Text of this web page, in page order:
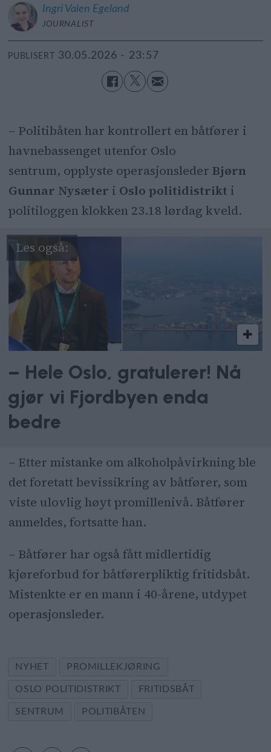
Ingri Valen Egeland
JOURNALIST
PUBLISERT 30.05.2026 - 23:57
– Politibåten har kontrollert en båtfører i
havnebassenget utenfor Oslo
sentrum, opplyste operasjonsleder Bjørn
Gunnar Nysæter i Oslo politidistrikt i
politiloggen klokken 23.18 lørdag kveld.
– Hele Oslo, gratulerer! Nå
gjør vi Fjordbyen enda
bedre
– Etter mistanke om alkoholpåvirkning ble
det foretatt bevissikring av båtfører, som
viste ulovlig høyt promillenivå. Båtfører
anmeldes, fortsatte han.
– Båtfører har også fått midlertidig
kjøreforbud for båtførerpliktig fritidsbåt.
Mistenkte er en mann i 40-årene, utdypet
operasjonsleder.
NYHET PROMILLEKJØRING
OSLO POLITIDISTRIKT FRITIDSBÅT
SENTRUM POLITIBÅTEN